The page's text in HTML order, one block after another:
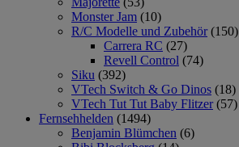
Monster Jam (10)
R/C Modelle und Zubehör (150)
Carrera RC (27)
Revell Control (74)
Siku (392)
VTech Switch & Go Dinos (18)
VTech Tut Tut Baby Flitzer (57)
Fernsehhelden (1494)
Benjamin Blümchen (6)